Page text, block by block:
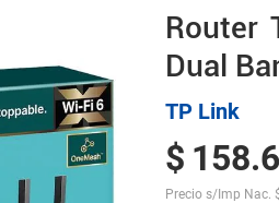
Router
Dual
TP Link
$ 158.
Precio s/Imp Nac.